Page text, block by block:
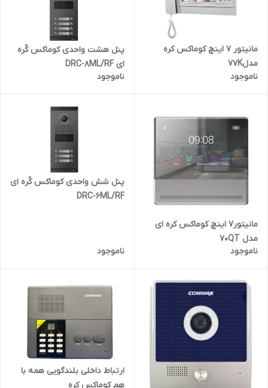
مانیتور ٧ اینچ کوماکس کره
مدل77K
ناموجود
پنل هشت واحدی کوماکس کُره
ای DRC-8ML/RF
ناموجود
مانیتور۷ اینچ کوماکس کره ای
مدل 70QT
ناموجود
پنل شش واحدی کوماکس کُره ای
DRC-6ML/RF
ناموجود
ارتباط داخلی بلندگویی همه با
هم کوماکس کره